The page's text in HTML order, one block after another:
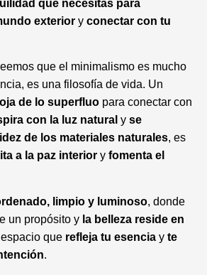
que necesitas para
exterior y conectar con tu
que el minimalismo es mucho
es una filosofía de vida. Un
de lo superfluo para conectar con
con la luz natural y se
de los materiales naturales, es
a la paz interior y fomenta el
limpio y luminoso, donde
un propósito y la belleza reside en
que refleja tu esencia y te
.